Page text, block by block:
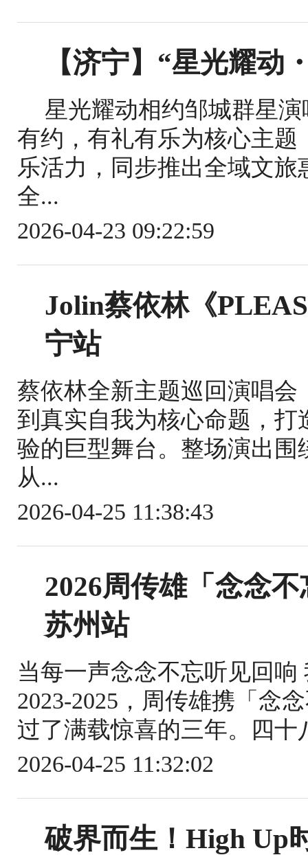
【济宁】“星光耀动
星光耀动相约邹城群星
有约，有礼有乐为核心主
乐活力，同步推出全域文
全...
2026-04-23 09:22:59
Jolin蔡依林《
宁站
蔡依林全新主题巡回演唱会
到真实自我为核心命题，
验的巨型舞台。整场演出
从...
2026-04-25 11:38:43
2026周传雄「念念
苏州站
当每一声念念不忘听见回
2023-2025，周传雄携「念
过了满载惊喜的三年。四
2026-04-25 11:32:02
破界而生！High Up